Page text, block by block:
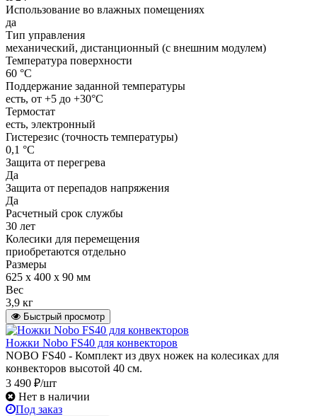
Использование во влажных помещениях
да
Тип управления
механический, дистанционный (с внешним модулем)
Температура поверхности
60 °С
Поддержание заданной температуры
есть, от +5 до +30°С
Термостат
есть, электронный
Гистерезис (точность температуры)
0,1 °С
Защита от перегрева
Да
Защита от перепадов напряжения
Да
Расчетный срок службы
30 лет
Колесики для перемещения
приобретаются отдельно
Размеры
625 x 400 x 90 мм
Вес
3,9 кг
Быстрый просмотр
Ножки Nobo FS40 для конвекторов
NOBO FS40 - Комплект из двух ножек на колесиках для
конвекторов высотой 40 см.
3 490 ₽/шт
Нет в наличии
Под заказ